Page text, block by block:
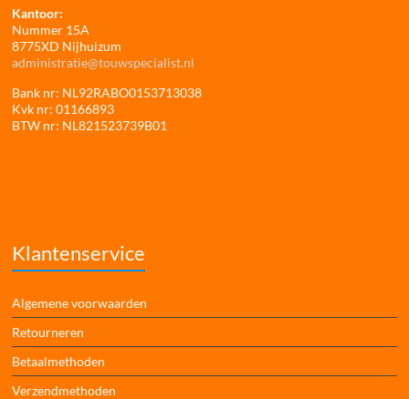
Kantoor:
Nummer 15A
8775XD Nijhuizum
administratie@touwspecialist.nl
Bank nr: NL92RABO0153713038
Kvk nr: 01166893
BTW nr: NL821523739B01
Klantenservice
Algemene voorwaarden
Retourneren
Betaalmethoden
Verzendmethoden